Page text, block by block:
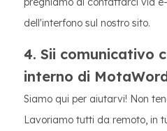
dell'interfono sul nostro sito.
4. Sii comunicativo
interno di
Siamo qui per aiutarvi! Non
Lavoriamo tutti da remoto, in